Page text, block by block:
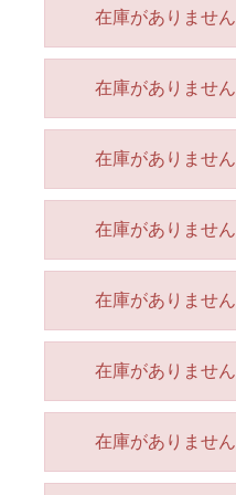
在庫がありません
在庫がありません
在庫がありません
在庫がありません
在庫がありません
在庫がありません
在庫がありません